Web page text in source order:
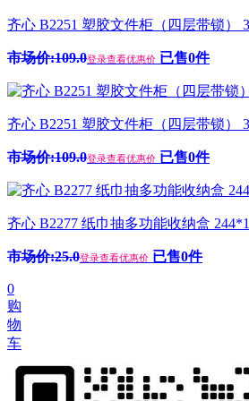
齐心 B2251 塑胶文件柜（四层带锁）
市场价:109.0登录查看优惠价 已售0件
齐心 B2251 塑胶文件柜（四层带锁）
市场价:109.0登录查看优惠价 已售0件
齐心 B2277 纸巾抽多功能收纳盒
市场价:25.0登录查看优惠价 已售0件
0
购
物
车